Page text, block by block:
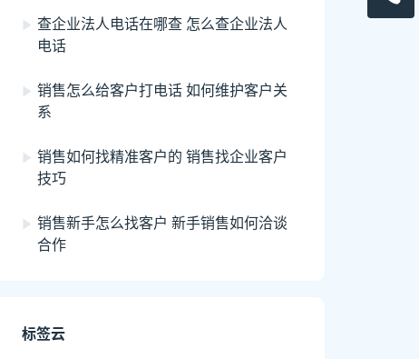
查企业法人电话在哪查 怎么查企业法人
电话
销售怎么给客户打电话 如何维护客户关
系
销售如何找精准客户的 销售找企业客户
技巧
销售新手怎么找客户 新手销售如何洽谈
合作
标签云